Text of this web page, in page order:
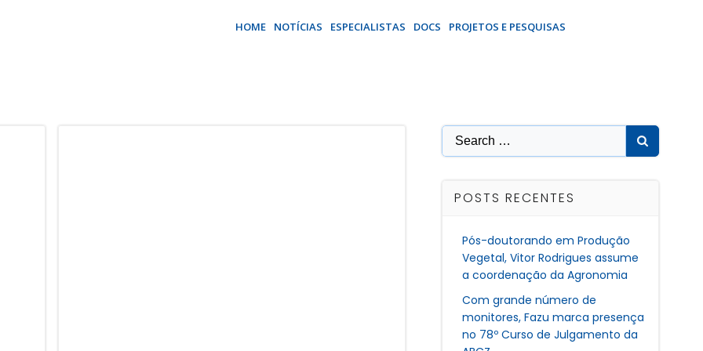
HOME NOTÍCIAS ESPECIALISTAS DOCS PROJETOS E PESQUISAS
Search
for:
POSTS RECENTES
Pós-doutorando em Produção
Vegetal, Vitor Rodrigues assume
a coordenação da Agronomia
Com grande número de
monitores, Fazu marca presença
no 78º Curso de Julgamento da